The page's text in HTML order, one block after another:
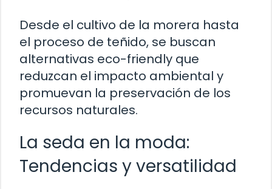
Desde el cultivo de la morera hasta
el proceso de teñido, se buscan
alternativas eco-friendly que
reduzcan el impacto ambiental y
promuevan la preservación de los
recursos naturales.
La seda en la moda:
Tendencias y versatilidad